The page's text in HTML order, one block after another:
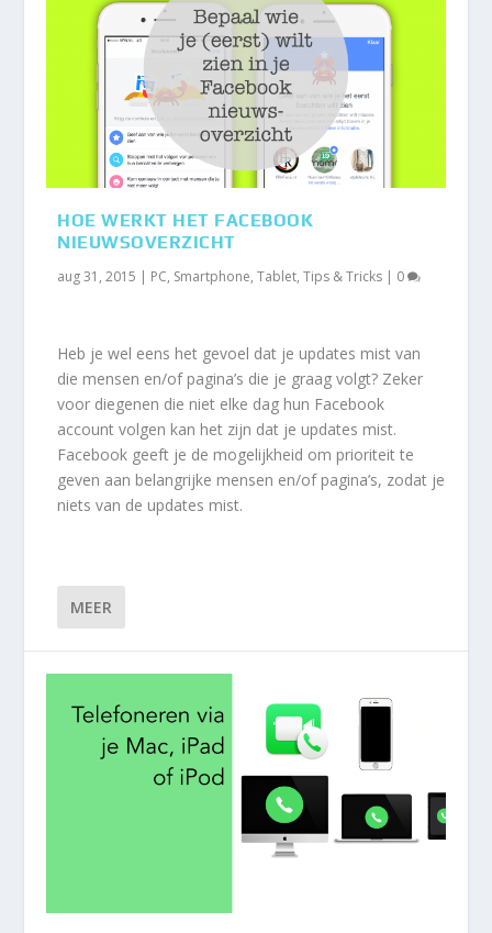
HOE WERKT HET FACEBOOK
NIEUWSOVERZICHT
aug 31, 2015 | PC, Smartphone,Tablet,Tips & Tricks | 0
Heb je wel eens het gevoel dat je updates mist van
die mensen en/of pagina’s die je graag volgt? Zeker
voor diegenen die niet elke dag hun Facebook
account volgen kan het zijn dat je updates mist.
Facebook geeft je de mogelijkheid om prioriteit te
geven aan belangrijke mensen en/of pagina’s, zodat je
niets van de updates mist.
MEER